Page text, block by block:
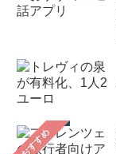
おすすめ